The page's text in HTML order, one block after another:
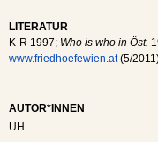
LITERATUR
K-R 1997; Who is who in Öst.
www.friedhoefewien.at(5/
AUTOR*INNEN
UH